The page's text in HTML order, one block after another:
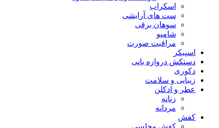
اسکراب
ست های آرایشی
سوهان برقی
شامپو
مراقبت صورت
اسپیکر
دستکش دروازه بانی
دکوری
زیبایی و سلامت
عطر و ادکلن
زنانه
مردانه
کفش
کفش مجلسی